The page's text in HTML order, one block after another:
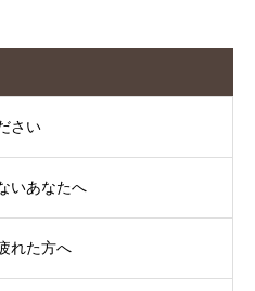
さい
いあなたへ
れた方へ